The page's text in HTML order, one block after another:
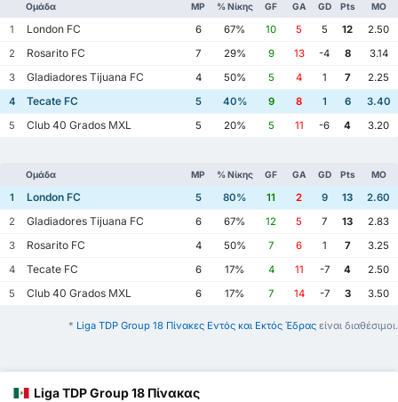
Ομάδα MP % Νίκης GF GA GD Pts ΜΟ
1 London FC 6 67% 10 5 5 12
2.50
2
Rosarito FC 7 29% 9 13 -4 8
3.14
3
Gladiadores Tijuana FC 4 50% 5 4 1 7
2.25
4
Tecate FC 5 40% 9 8 1 6
3.40
5
Club 40 Grados MXL 5 20% 5 11 -6 4 3.20
Ομάδα MP % Νίκης GF GA GD Pts ΜΟ
1 London FC 5 80% 11 2 9 13
2.60
2
Gladiadores Tijuana FC 6 67% 12 5 7 13
2.83
3
Rosarito FC 4 50% 7 6 1 7
3.25
4
Tecate FC 6 17% 4 11 -7 4
2.50
5
Club 40 Grados MXL 6 17% 7 14 -7 3 3.50
* Liga TDP Group 18 Πίνακες Εντός και Εκτός Έδρας είναι διαθέσιμοι.
Liga TDP Group 18 Πίνακας